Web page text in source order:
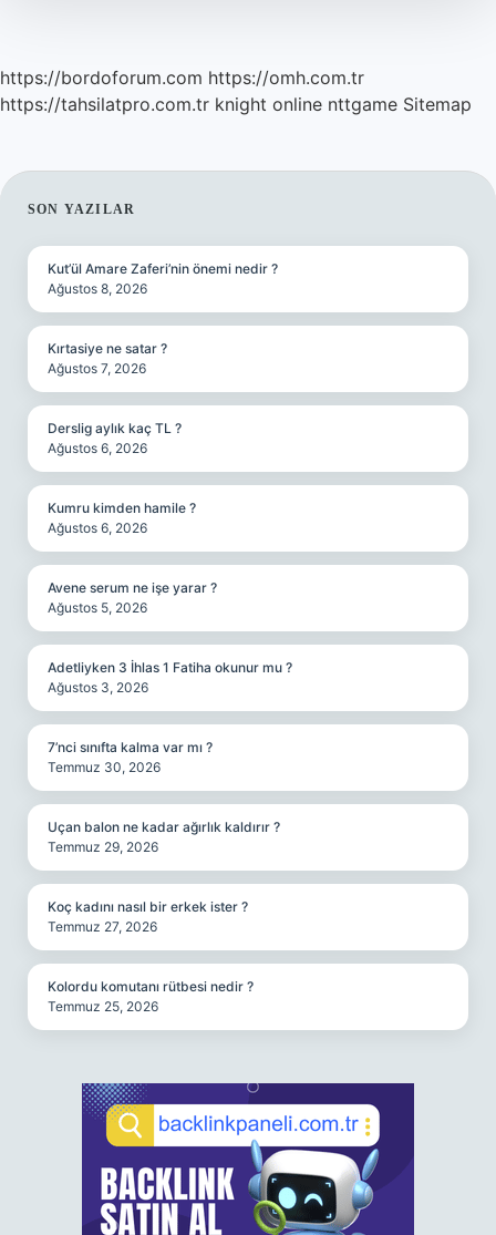
https://bordoforum.com https://omh.com.tr
https://tahsilatpro.com.tr knight online nttgame Sitemap
SIDEBAR
SON YAZILAR
Kut’ül Amare Zaferi’nin önemi nedir ?
Ağustos 8, 2026
Kırtasiye ne satar ?
Ağustos 7, 2026
Derslig aylık kaç TL ?
Ağustos 6, 2026
Kumru kimden hamile ?
Ağustos 6, 2026
Avene serum ne işe yarar ?
Ağustos 5, 2026
Adetliyken 3 İhlas 1 Fatiha okunur mu ?
Ağustos 3, 2026
7’nci sınıfta kalma var mı ?
Temmuz 30, 2026
Uçan balon ne kadar ağırlık kaldırır ?
Temmuz 29, 2026
Koç kadını nasıl bir erkek ister ?
Temmuz 27, 2026
Kolordu komutanı rütbesi nedir ?
Temmuz 25, 2026